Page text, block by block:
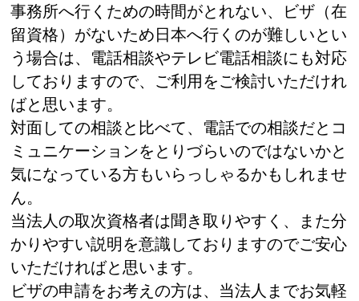
事務所へ行くための時間がとれない、ビザ（在
留資格）がないため日本へ行くのが難しいとい
う場合は、電話相談やテレビ電話相談にも対応
しておりますので、ご利用をご検討いただけれ
ばと思います。
対面しての相談と比べて、電話での相談だとコ
ミュニケーションをとりづらいのではないかと
気になっている方もいらっしゃるかもしれませ
ん。
当法人の取次資格者は聞き取りやすく、また分
かりやすい説明を意識しておりますのでご安心
いただければと思います。
ビザの申請をお考えの方は、当法人までお気軽